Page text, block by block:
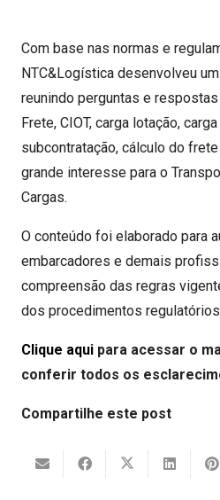
Com base nas normas e
NTC&Logística desenvolveu
reunindo perguntas e
Frete, CIOT, carga lotação,
subcontratação, cálculo do
grande interesse para o
Cargas.
O conteúdo foi elaborado para
embarcadores e demais
compreensão das regras
dos procedimentos
Clique aqui para acessar o
conferir todos os
Compartilhe este post